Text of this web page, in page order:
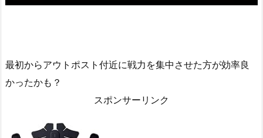
最初からアウトポスト付近に戦力を集中させた方が効率良
かったかも？
スポンサーリンク